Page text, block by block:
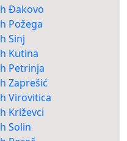
Đakovo
Požega
Sinj
Kutina
Petrinja
Zaprešić
Virovitica
Križevci
Solin